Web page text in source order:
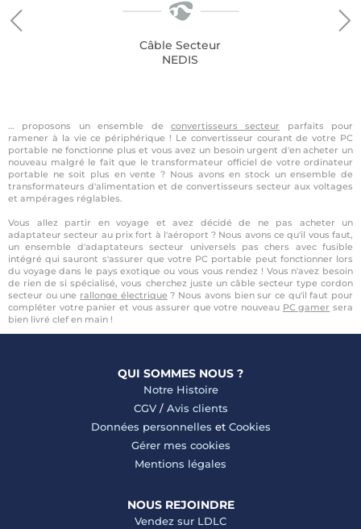
Câble Secteur
NEDIS
… proposons un ensemble de convertisseurs secteur parfaits pour
ramener à la vie ce périphérique ! Le convertisseur courant de votre PC
portable ne fonctionne plus et vous avez un besoin urgent d'en acheter un
nouveau malgré le fait que le transformateur officiel de votre ordinateur
portable ne soit plus en vente ? Nous avons en stock un ensemble de
transformateurs d'alimentation et de convertisseurs secteur aux voltages
et ampérages réglables.
Vous allez partir en voyage et avez décidé de ne pas acheter un
adaptateur secteur au prix fort à l'aéroport ? Nous avons ce qu'il vous faut,
un ensemble d'adaptateurs secteur universels pas chers avec fusible
intégré qui sauront s'assurer que votre PC portable peut fonctionner lors
du voyage dans le pays exotique ou vous vous rendez ! Vous n'avez besoin
de rien de si spécialisé, vous cherchez juste un câble secteur type cordon
secteur ou une rallonge électrique ? Nous avons bien sur ce qu'il faut pour
compléter votre panier et vous assurer que votre nouveau PC gamer sera
bien livré clef en main !
QUI SOMMES NOUS ?
Notre Histoire
CGV/ Avis clients
Données personnelles et Cookies
Gérer mes cookies
Mentions légales
NOUS REJOINDRE
Vendez sur LDLC